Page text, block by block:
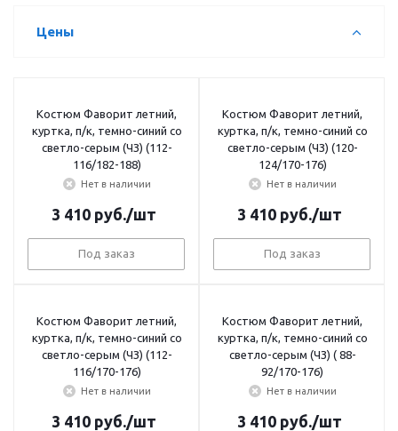
Цены
Костюм Фаворит летний,
куртка, п/к, темно-синий со
светло-серым (ЧЗ) (112-
116/182-188)
Нет в наличии
3 410руб./шт
Под заказ
Костюм Фаворит летний,
куртка, п/к, темно-синий со
светло-серым (ЧЗ) (120-
124/170-176)
Нет в наличии
3 410руб./шт
Под заказ
Костюм Фаворит летний,
куртка, п/к, темно-синий со
светло-серым (ЧЗ) (112-
116/170-176)
Нет в наличии
3 410руб./шт
Костюм Фаворит летний,
куртка, п/к, темно-синий со
светло-серым (ЧЗ) ( 88-
92/170-176)
Нет в наличии
3 410руб./шт